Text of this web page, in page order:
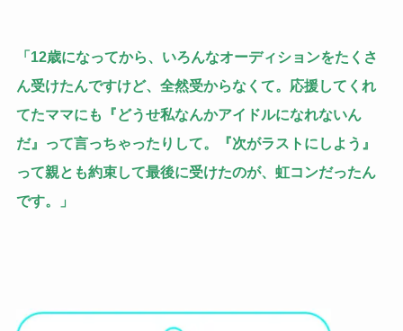
「12歳になってから、いろんなオーディションをたくさ
ん受けたんですけど、全然受からなくて。応援してくれ
てたママにも『どうせ私なんかアイドルになれないん
だ』って言っちゃったりして。『次がラストにしよう』
って親とも約束して最後に受けたのが、虹コンだったん
です。」